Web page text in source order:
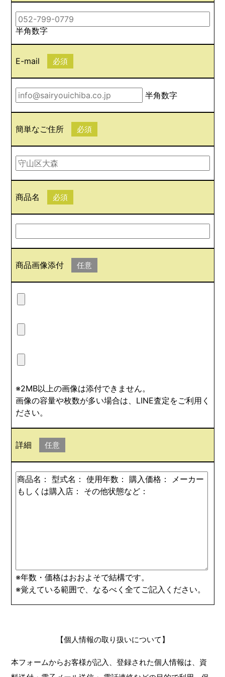
半角数字
E-mail 必須
半角数字
簡単なご住所 必須
商品名 必須
商品画像添付 任意
※2MB以上の画像は添付できません。
画像の容量や枚数が多い場合は、LINE査定をご利用く
ださい。
詳細 任意
※年数・価格はおおよそで結構です。
※覚えている範囲で、なるべく全てご記入ください。
【個人情報の取り扱いについて】
本フォームからお客様が記入、登録された個人情報は、資